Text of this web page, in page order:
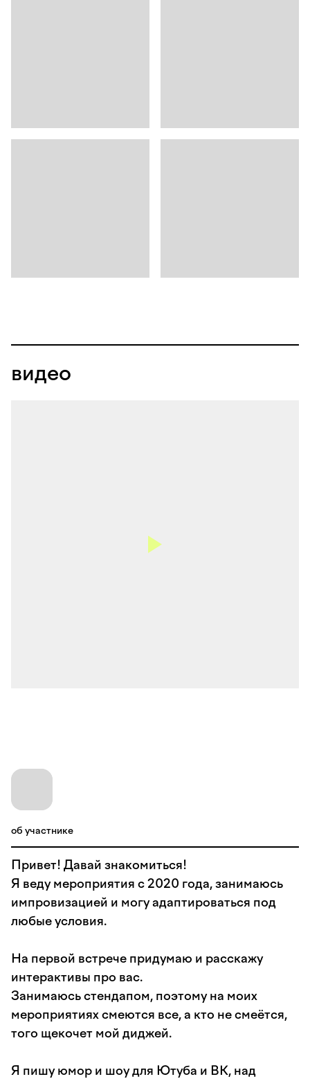
видео
об участнике
Привет! Давай знакомиться!
Я веду мероприятия с 2020 года, занимаюсь
импровизацией и могу адаптироваться под
любые условия.
На первой встрече придумаю и расскажу
интерактивы про вас.
Занимаюсь стендапом, поэтому на моих
мероприятиях смеются все, а кто не смеётся,
того щекочет мой диджей.
Я пишу юмор и шоу для Ютуба и ВК, над